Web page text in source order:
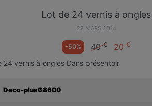
Lot de 24 vernis à ongles
29 MARS 2014
-50% 40€ 20 €
24 vernis à ongles Dans présentoir
Deco-plus68600